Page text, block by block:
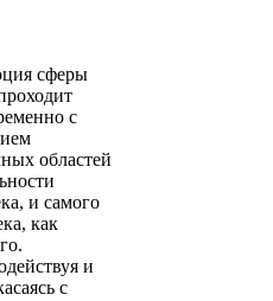
сферы
с
областей
и самого
как
и
с